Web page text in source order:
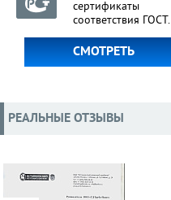
сертификаты
соответствия ГОСТ.
СМОТРЕТЬ
РЕАЛЬНЫЕ ОТЗЫВЫ